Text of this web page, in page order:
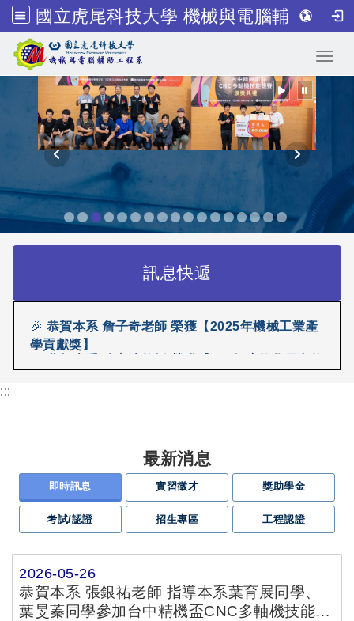
國立虎尾科技大學 機械與電腦輔助工程系
跳到主要內容
訊息快遞
🎉 恭賀本系 陳立緯教授 榮獲【113年度教學優良教
師】
:::
最新消息
即時訊息 實習徵才 獎助學金
考試/認證 招生專區 工程認證
2026-05-26
恭賀本系 張銀祐老師 指導本系葉育展同學、
葉旻蓁同學參加台中精機盃CNC多軸機技能競